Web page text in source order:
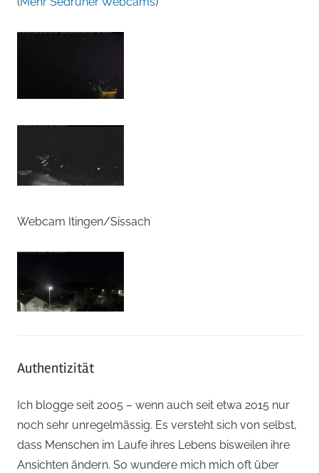
Webcam Itingen/Sissach
Authentizität
Ich blogge seit 2005 – wenn auch seit etwa 2015 nur
noch sehr unregelmässig. Es versteht sich von selbst,
dass Menschen im Laufe ihres Lebens bisweilen ihre
Ansichten ändern. So wundere mich mich oft über